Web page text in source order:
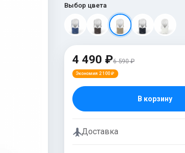
Выбор цвета
4 490 ₽6 590 ₽
Экономия 2 100 ₽
В корзину
Доставка